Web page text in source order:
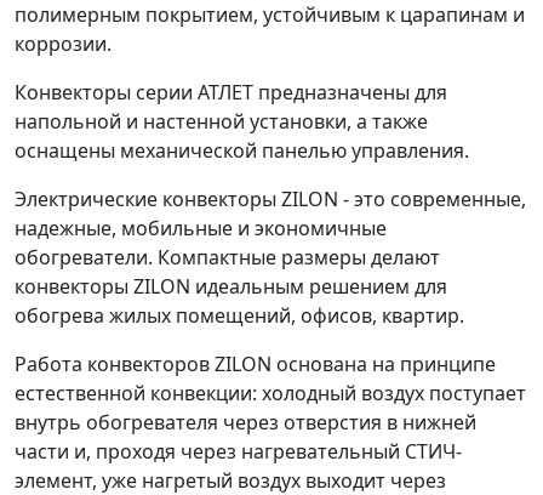
полимерным покрытием, устойчивым к царапинам и
коррозии.
Конвекторы серии АТЛЕТ предназначены для
напольной и настенной установки, а также
оснащены механической панелью управления.
Электрические конвекторы ZILON - это современные,
надежные, мобильные и экономичные
обогреватели. Компактные размеры делают
конвекторы ZILON идеальным решением для
обогрева жилых помещений, офисов, квартир.
Работа конвекторов ZILON основана на принципе
естественной конвекции: холодный воздух поступает
внутрь обогревателя через отверстия в нижней
части и, проходя через нагревательный СТИЧ-
элемент, уже нагретый воздух выходит через